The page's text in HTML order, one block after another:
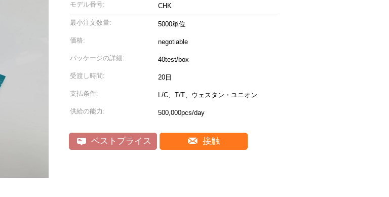
モデル番号: CHK
最小注文数量: 5000単位
価格: negotiable
パッケージの詳細: 40test/box
受渡し時間: 20日
支払条件: L/C、T/T、ウェスタン・ユニオン
供給の能力: 500,000pcs/day
ベストプライス 接触